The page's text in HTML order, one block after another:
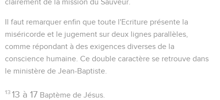
clairement de la mission du Sauveur.
Il faut remarquer enfin que toute l'Ecriture présente la
miséricorde et le jugement sur deux lignes parallèles,
comme répondant à des exigences diverses de la
conscience humaine. Ce double caractère se retrouve dans
le ministère de Jean-Baptiste.
13 13 à 17 Baptème de Jésus.